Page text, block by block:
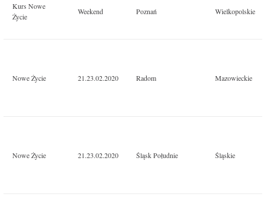
Kurs Nowe
Życie
Weekend Poznań Wielkopolskie
Nowe Życie 21.23.02.2020 Radom Mazowieckie
Nowe Życie 21.23.02.2020 Śląsk Południe Śląskie